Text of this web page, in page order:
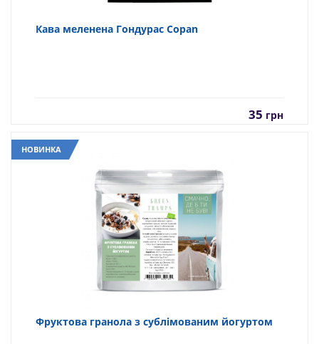
Кава меленена Гондурас Copan
35 грн
НОВИНКА
Фруктова гранола з сублімованим йогуртом